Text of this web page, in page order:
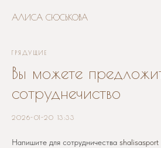
АЛИСА СЮСЬКОВА
ГРЯДУЩИЕ
Вы можете
сотруднечиство
2026-01-20 13:33
Напишите для сотрудничества shalisasport